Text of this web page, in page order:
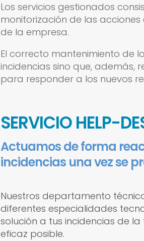
Los servicios gestionados
monitorización de las
de la empresa.
El correcto mantenimiento de
incidencias sino que,
para responder a los nuevos
SERVICIO HELP-
Actuamos de forma
incidencias una vez se
Nuestros departamento
diferentes especialidades
solución a tus incidencias de
eficaz posible.